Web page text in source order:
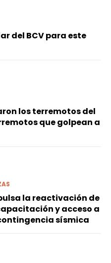
del BCV para este
los terremotos del
que golpean a
la reactivación de
y acceso a
sísmica